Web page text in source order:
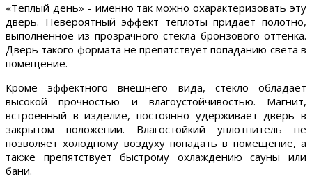
«Теплый день» - именно так можно охарактеризовать эту
дверь. Невероятный эффект теплоты придает полотно,
выполненное из прозрачного стекла бронзового оттенка.
Дверь такого формата не препятствует попаданию света в
помещение.
Кроме эффектного внешнего вида, стекло обладает
высокой прочностью и влагоустойчивостью. Магнит,
встроенный в изделие, постоянно удерживает дверь в
закрытом положении. Влагостойкий уплотнитель не
позволяет холодному воздуху попадать в помещение, а
также препятствует быстрому охлаждению сауны или
бани.